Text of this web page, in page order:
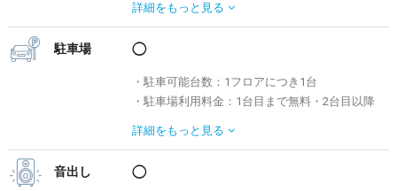
202.78Mbps/下り142.9Mbps）
詳細を もっと見る
駐車場 ◯
・駐車可能台数：1フロアにつき1台
・駐車場利用料金：1台目まで無料・2台目以降
> その他周辺駐車場検索は「s-park」へ
詳細を もっと見る
音出し ◯